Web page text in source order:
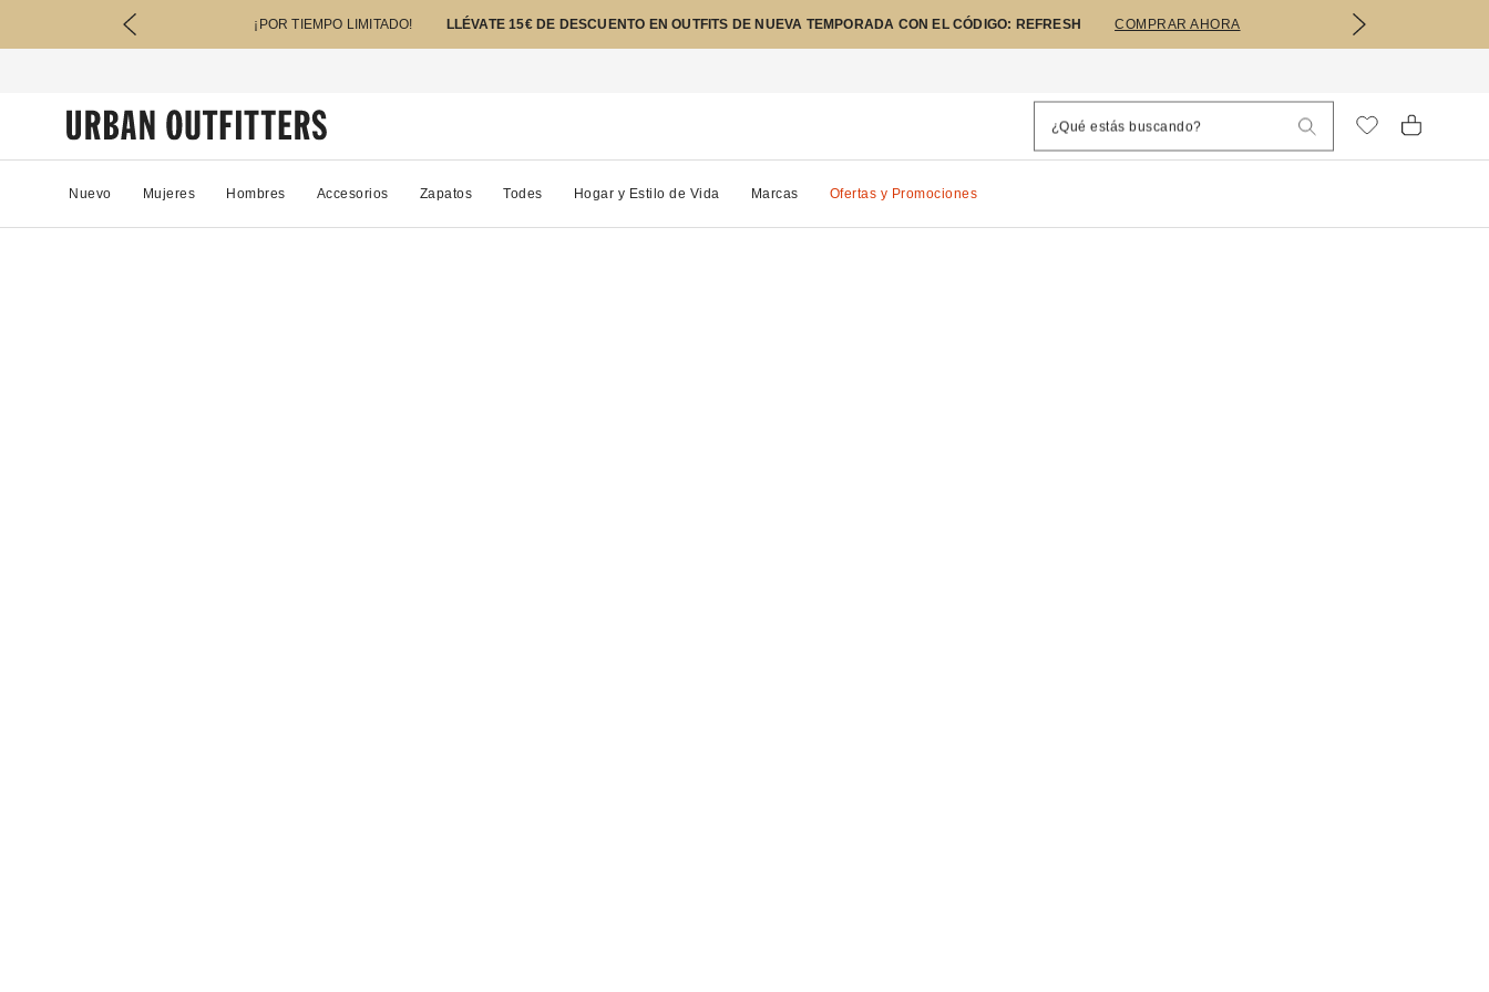
¡POR TIEMPO LIMITADO! LLÉVATE 15€ DE DESCUENTO EN OUTFITS DE NUEVA TEMPORADA CON EL CÓDIGO: REFRESH COMPRAR AHORA
Nuevo Mujeres Hombres Accesorios Zapatos Todes Hogar y Estilo de Vida Marcas Ofertas y Promociones